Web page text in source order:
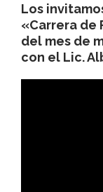
Los
«Carrera de
del mes de
con el Lic.